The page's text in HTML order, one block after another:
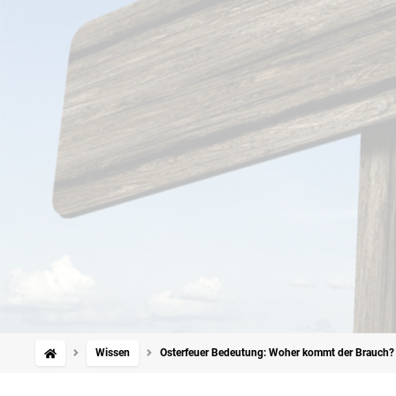
Wissen Osterfeuer Bedeutung: Woher kommt der Brauch?